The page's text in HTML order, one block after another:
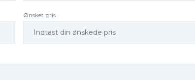
Ønsket pris